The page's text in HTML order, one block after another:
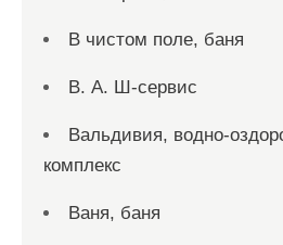
В чистом поле, баня
В. А. Ш-сервис
Вальдивия, водно-
комплекс
Ваня, баня